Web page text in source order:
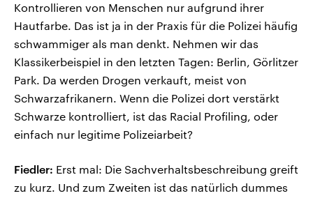
Kontrollieren von Menschen nur aufgrund ihrer
Hautfarbe. Das ist ja in der Praxis für die Polizei häufig
schwammiger als man denkt. Nehmen wir das
Klassikerbeispiel in den letzten Tagen: Berlin, Görlitzer
Park. Da werden Drogen verkauft, meist von
Schwarzafrikanern. Wenn die Polizei dort verstärkt
Schwarze kontrolliert, ist das Racial Profiling, oder
einfach nur legitime Polizeiarbeit?
Fiedler: Erst mal: Die Sachverhaltsbeschreibung greift
zu kurz. Und zum Zweiten ist das natürlich dummes